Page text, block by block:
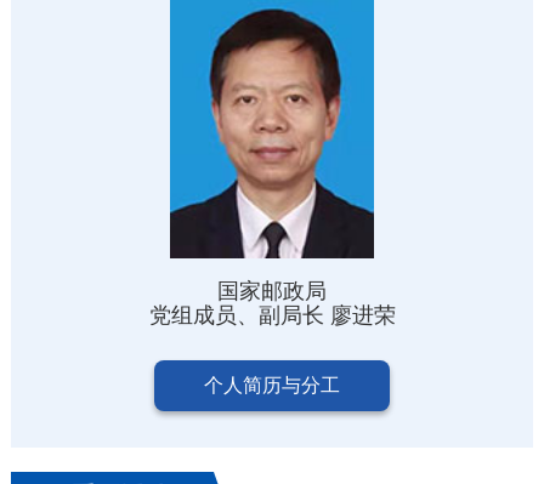
国家邮政局
党组成员、副局长 廖进荣
个人简历与分工